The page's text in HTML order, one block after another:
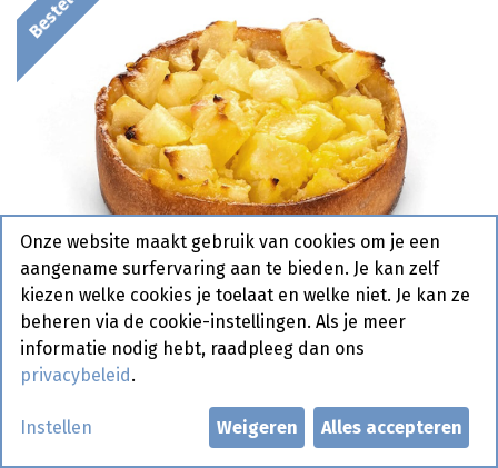
4722 Appel Frangipane Taartje
Onze website maakt gebruik van cookies om je een
aangename surfervaring aan te bieden. Je kan zelf
kiezen welke cookies je toelaat en welke niet. Je kan ze
beheren via de cookie-instellingen. Als je meer
informatie nodig hebt, raadpleeg dan ons
privacybeleid .
Instellen Weigeren Alles accepteren